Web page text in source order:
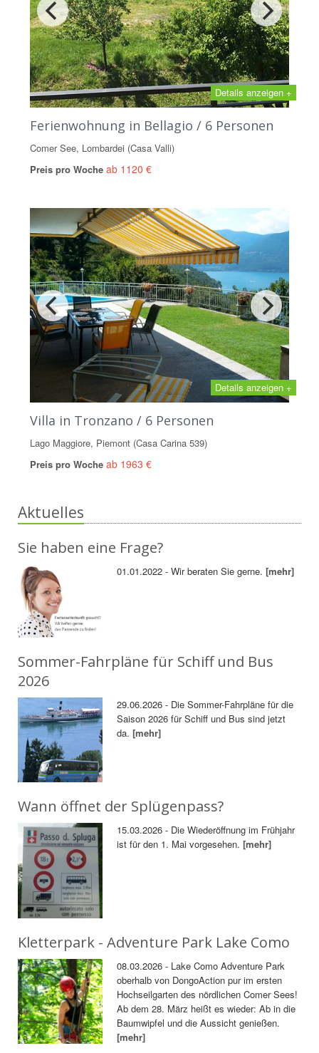
Details anzeigen +
Ferienwohnung in Bellagio / 6 Personen
Comer See, Lombardei (Casa Valli)
Preis pro Woche ab 1120 €
Details anzeigen +
Villa in Tronzano / 6 Personen
Lago Maggiore, Piemont (Casa Carina 539)
Preis pro Woche ab 1963 €
Aktuelles
Sie haben eine Frage?
01.01.2022 - Wir beraten Sie gerne.[mehr]
Sommer-Fahrpläne für Schiff und Bus
2026
29.06.2026 - Die Sommer-Fahrpläne für die
Saison 2026 für Schiff und Bus sind jetzt
da.[mehr]
Wann öffnet der Splügenpass?
15.03.2026 - Die Wiederöffnung im Frühjahr
ist für den 1. Mai vorgesehen.[mehr]
Kletterpark - Adventure Park Lake Como
08.03.2026 - Lake Como Adventure Park
oberhalb von DongoAction pur im ersten
Hochseilgarten des nördlichen Comer Sees!
Ab dem 28. März heißt es wieder: Ab in die
Baumwipfel und die Aussicht genießen.
[mehr]